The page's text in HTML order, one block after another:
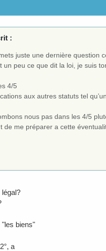
:
juste une dernière question
un peu ce que dit la loi, je suis
4/5
aux autres statuts tel
nous pas dans les 4/5
de me préparer a cette
biens"
a